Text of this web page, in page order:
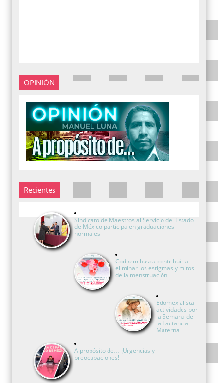
OPINIÓN
Recientes
Sindicato de Maestros al Servicio del Estado
de México participa en graduaciones
normales
Codhem busca contribuir a
eliminar los estigmas y mitos
de la menstruación
Edomex alista
actividades por
la Semana de
la Lactancia
Materna
A propósito de… ¡Urgencias y
preocupaciones!